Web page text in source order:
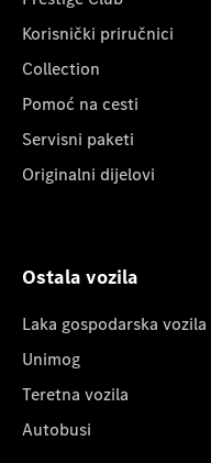
Korisnički priručnici
Collection
Pomoć na cesti
Servisni paketi
Originalni dijelovi
Ostala vozila
Laka gospodarska vozila
Unimog
Teretna vozila
Autobusi